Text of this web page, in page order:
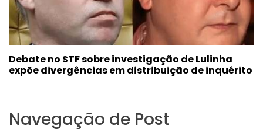
Debate no STF sobre investigação de Lulinha
expõe divergências em distribuição de inquérito
Navegação de Post